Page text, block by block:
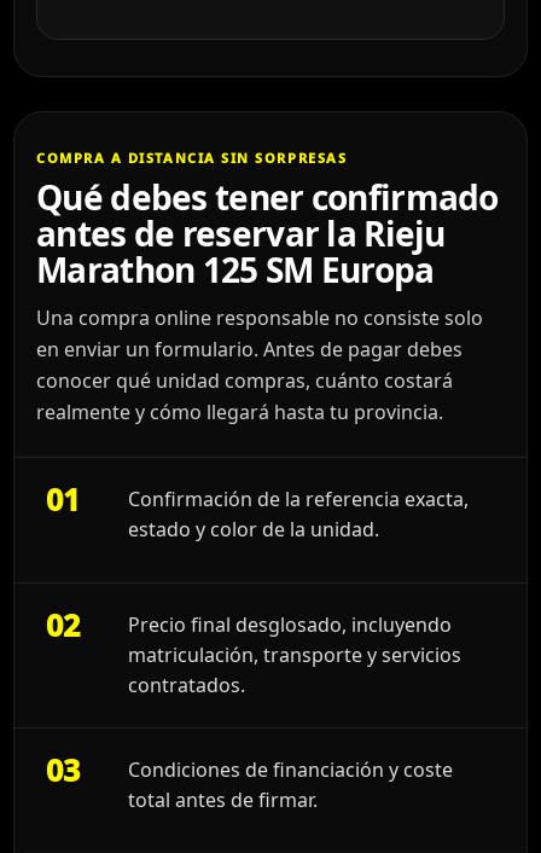
COMPRA A DISTANCIA SIN SORPRESAS
Qué debes tener confirmado
antes de reservar la Rieju
Marathon 125 SM Europa
Una compra online responsable no consiste solo
en enviar un formulario. Antes de pagar debes
conocer qué unidad compras, cuánto costará
realmente y cómo llegará hasta tu provincia.
01
Confirmación de la referencia exacta,
estado y color de la unidad.
02
Precio final desglosado, incluyendo
matriculación, transporte y servicios
contratados.
03
Condiciones de financiación y coste
total antes de firmar.